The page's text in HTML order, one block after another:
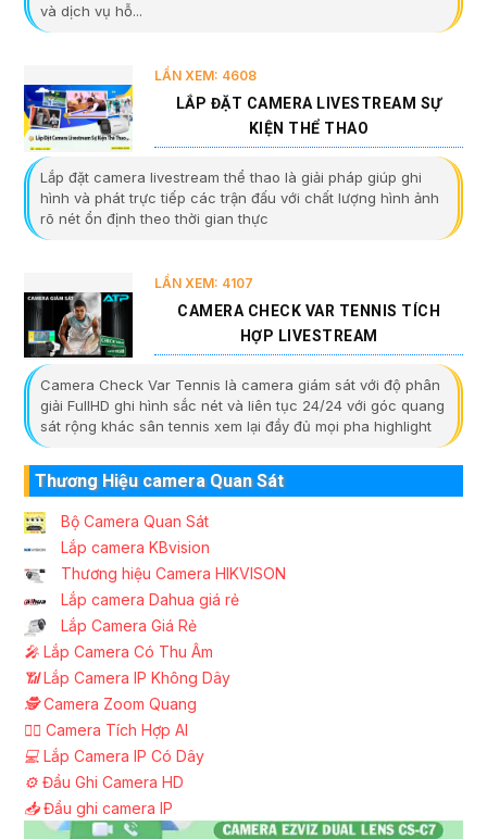
và dịch vụ hỗ...
LẦN XEM: 4608
LẮP ĐẶT CAMERA LIVESTREAM SỰ
KIỆN THỂ THAO
Lắp đặt camera livestream thể thao là giải pháp giúp ghi
hình và phát trực tiếp các trận đấu với chất lượng hình ảnh
rõ nét ổn định theo thời gian thực
LẦN XEM: 4107
CAMERA CHECK VAR TENNIS TÍCH
HỢP LIVESTREAM
Camera Check Var Tennis là camera giám sát với độ phân
giải FullHD ghi hình sắc nét và liên tục 24/24 với góc quang
sát rộng khác sân tennis xem lại đầy đủ mọi pha highlight
Thương Hiệu camera Quan Sát
Bộ Camera Quan Sát
Lắp camera KBvision
Thương hiệu Camera HIKVISON
Lắp camera Dahua giá rẻ
Lắp Camera Giá Rẻ
️🎤️ Lắp Camera Có Thu Âm
📶 Lắp Camera IP Không Dây
🕵️Camera Zoom Quang
🧛‍♀️ Camera Tích Hợp AI
💻 Lắp Camera IP Có Dây
⚙️ Đầu Ghi Camera HD
📥Đầu ghi camera IP